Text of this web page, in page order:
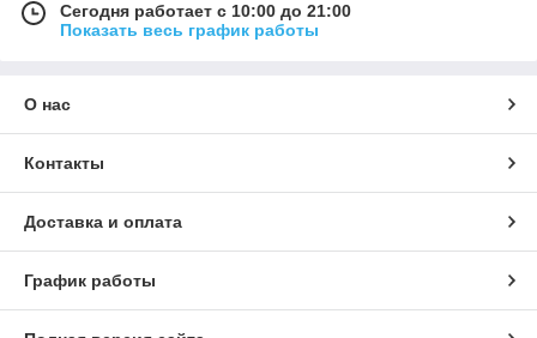
Сегодня работает с 10:00 до 21:00
Показать весь график работы
О нас
Контакты
Доставка и оплата
График работы